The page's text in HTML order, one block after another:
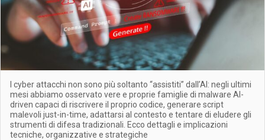
I cyber attacchi non sono più soltanto “assistiti” dall’AI: negli ultimi
mesi abbiamo osservato vere e proprie famiglie di malware AI-
driven capaci di riscrivere il proprio codice, generare script
malevoli just-in-time, adattarsi al contesto e tentare di eludere gli
strumenti di difesa tradizionali. Ecco dettagli e implicazioni
tecniche, organizzative e strategiche